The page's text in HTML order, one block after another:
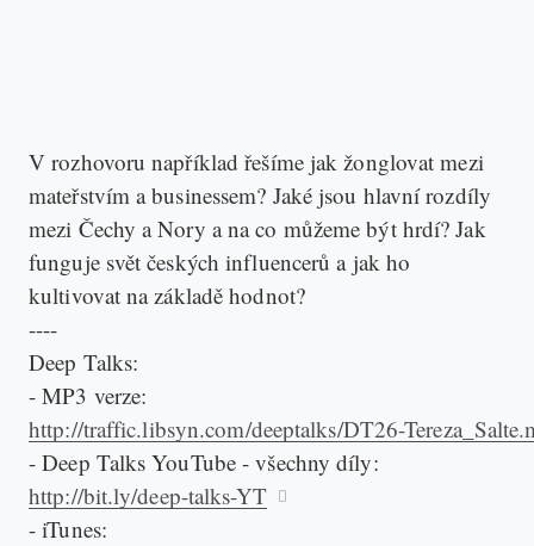
V rozhovoru například řešíme jak žonglovat mezi
mateřstvím a businessem? Jaké jsou hlavní rozdíly
mezi Čechy a Nory a na co můžeme být hrdí? Jak
funguje svět českých influencerů a jak ho
kultivovat na základě hodnot?
----
Deep Talks:
- MP3 verze:
http://traffic.libsyn.com/deeptalks/DT26-
- Deep Talks YouTube - všechny díly:
http://bit.ly/deep-talks-YT
- iTunes: